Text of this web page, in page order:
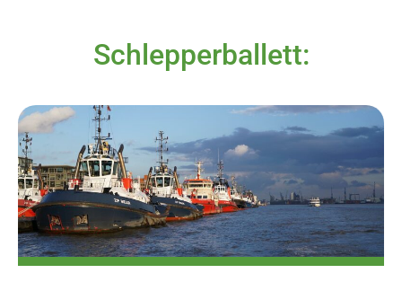
Schlepperballett: